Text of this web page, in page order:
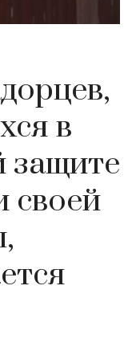
в
защите
своей